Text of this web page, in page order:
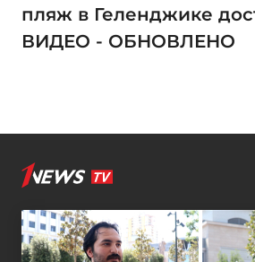
пляж в Геленджике
ВИДЕО - ОБНОВЛЕНО